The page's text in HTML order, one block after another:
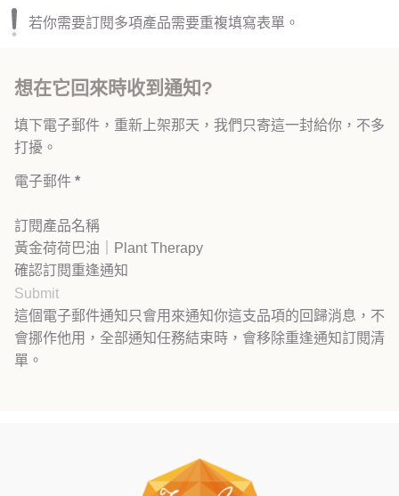
若你需要訂閱多項產品需要重複填寫表單。
想在它回來時收到通知?
填下電子郵件，重新上架那天，我們只寄這一封給你，不多
打擾。
電子郵件 *
訂閱產品名稱
確認訂閱重逢通知
Submit
這個電子郵件通知只會用來通知你這支品項的回歸消息，不
會挪作他用，全部通知任務結束時，會移除重逢通知訂閱清
單。